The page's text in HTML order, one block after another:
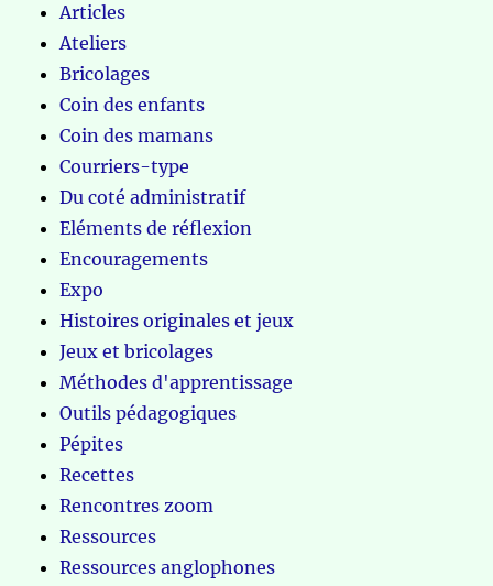
Articles
Ateliers
Bricolages
Coin des enfants
Coin des mamans
Courriers-type
Du coté administratif
Eléments de réflexion
Encouragements
Expo
Histoires originales et jeux
Jeux et bricolages
Méthodes d'apprentissage
Outils pédagogiques
Pépites
Recettes
Rencontres zoom
Ressources
Ressources anglophones